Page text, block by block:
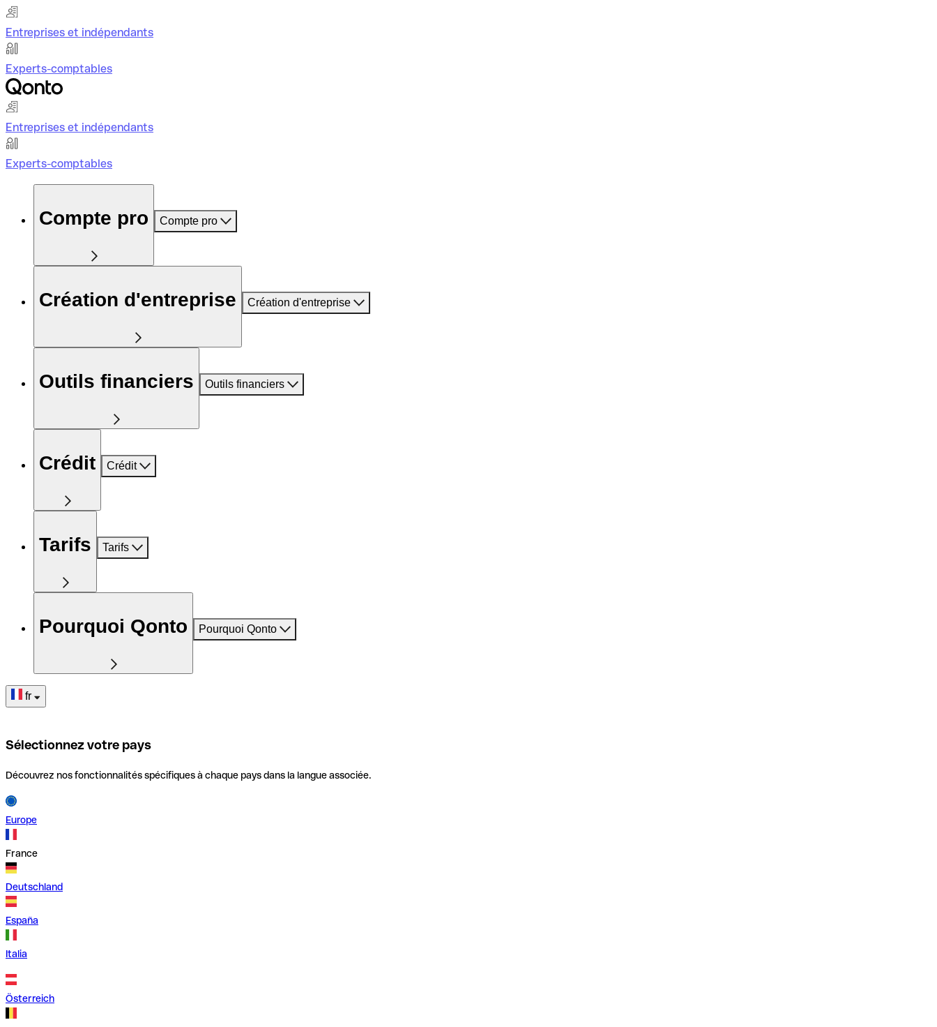
Entreprises et indépendants
Experts-comptables
Entreprises et indépendants
Experts-comptables
Compte pro Compte pro
Création d'entreprise Création d'entreprise
Outils financiers Outils financiers
Crédit Crédit
Tarifs Tarifs
Pourquoi Qonto Pourquoi Qonto
fr
Sélectionnez votre pays
Découvrez nos fonctionnalités spécifiques à chaque pays dans la langue associée.
Europe
France
Deutschland
España
Italia
Österreich